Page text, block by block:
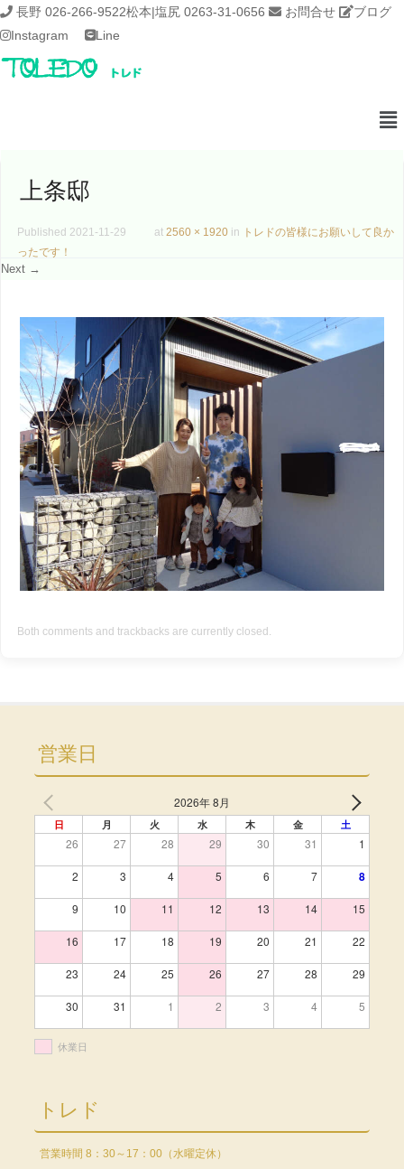
長野 026-266-9522松本|塩尻 0263-31-0656 お問合せ
ブログ
Instagram
Line
上条邸
Published 2021-11-29 at 2560 × 1920 in トレドの皆様にお願いして良か
ったです！
Next →
Both comments and trackbacks are currently closed.
営業日
2026年 8月
日 月 火 水 木 金 土
26 27 28 29 30 31 1
2 3 4 5 6 7 8
9 10 11 12 13 14 15
16 17 18 19 20 21 22
23 24 25 26 27 28 29
30 31 1 2 3 4 5
休業日
トレド
営業時間 8：30～17：00（水曜定休）